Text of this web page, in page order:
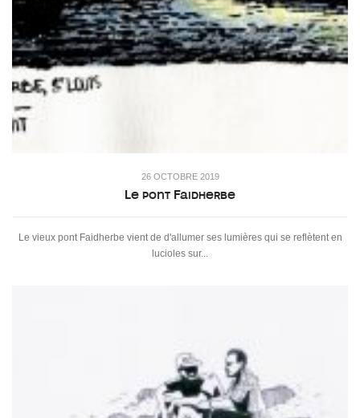
26 OCTOBRE 2019
Le pont Faidherbe
Le vieux pont Faidherbe vient de d'allumer ses lumières qui se reflètent en
lucioles sur...